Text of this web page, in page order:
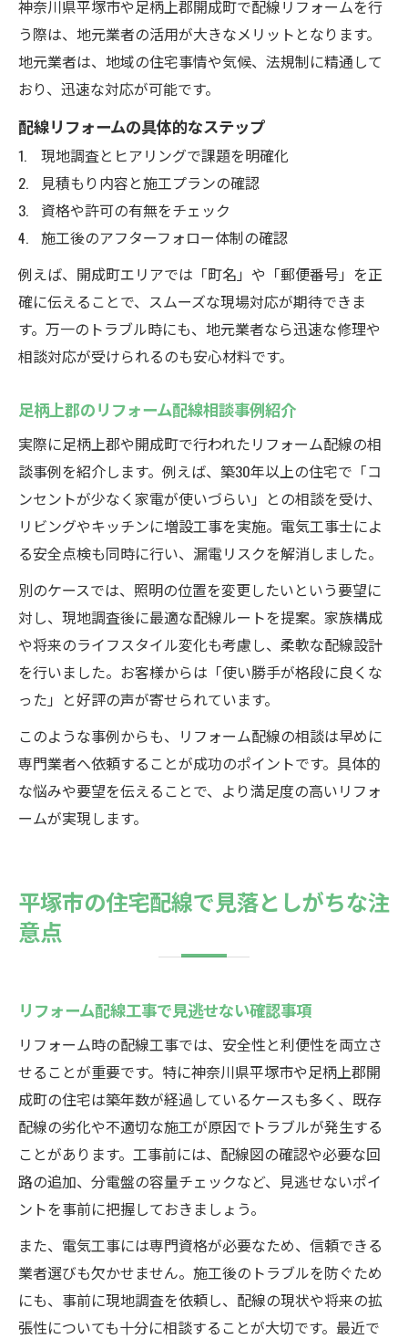
神奈川県平塚市や足柄上郡開成町で配線リフォームを行
う際は、地元業者の活用が大きなメリットとなります。
地元業者は、地域の住宅事情や気候、法規制に精通して
おり、迅速な対応が可能です。
配線リフォームの具体的なステップ
現地調査とヒアリングで課題を明確化
見積もり内容と施工プランの確認
資格や許可の有無をチェック
施工後のアフターフォロー体制の確認
例えば、開成町エリアでは「町名」や「郵便番号」を正
確に伝えることで、スムーズな現場対応が期待できま
す。万一のトラブル時にも、地元業者なら迅速な修理や
相談対応が受けられるのも安心材料です。
足柄上郡のリフォーム配線相談事例紹介
実際に足柄上郡や開成町で行われたリフォーム配線の相
談事例を紹介します。例えば、築30年以上の住宅で「コ
ンセントが少なく家電が使いづらい」との相談を受け、
リビングやキッチンに増設工事を実施。電気工事士によ
る安全点検も同時に行い、漏電リスクを解消しました。
別のケースでは、照明の位置を変更したいという要望に
対し、現地調査後に最適な配線ルートを提案。家族構成
や将来のライフスタイル変化も考慮し、柔軟な配線設計
を行いました。お客様からは「使い勝手が格段に良くな
った」と好評の声が寄せられています。
このような事例からも、リフォーム配線の相談は早めに
専門業者へ依頼することが成功のポイントです。具体的
な悩みや要望を伝えることで、より満足度の高いリフォ
ームが実現します。
平塚市の住宅配線で見落としがちな注
意点
リフォーム配線工事で見逃せない確認事項
リフォーム時の配線工事では、安全性と利便性を両立さ
せることが重要です。特に神奈川県平塚市や足柄上郡開
成町の住宅は築年数が経過しているケースも多く、既存
配線の劣化や不適切な施工が原因でトラブルが発生する
ことがあります。工事前には、配線図の確認や必要な回
路の追加、分電盤の容量チェックなど、見逃せないポイ
ントを事前に把握しておきましょう。
また、電気工事には専門資格が必要なため、信頼できる
業者選びも欠かせません。施工後のトラブルを防ぐため
にも、事前に現地調査を依頼し、配線の現状や将来の拡
張性についても十分に相談することが大切です。最近で